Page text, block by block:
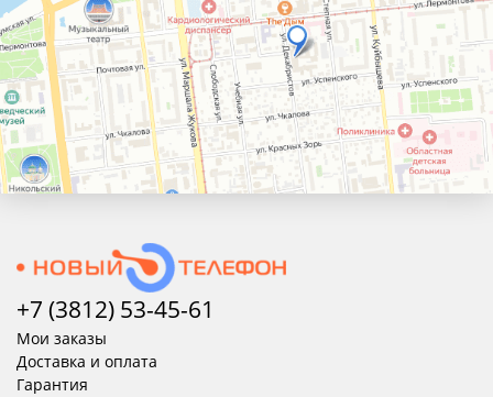
+7 (3812) 53-45-61
Мои заказы
Доставка и оплата
Гарантия